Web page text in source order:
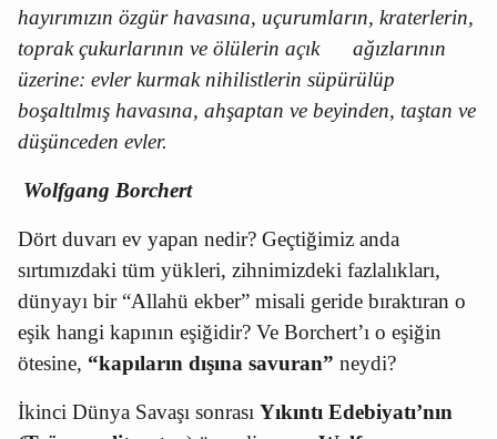
hayırımızın özgür havasına, uçurumların, kraterlerin,
toprak çukurlarının ve ölülerin açık
ağızlarının
üzerine: evler kurmak nihilistlerin süpürülüp
boşaltılmış havasına, ahşaptan ve beyinden, taştan ve
düşünceden evler.
Wolfgang Borchert
Dört duvarı ev yapan nedir? Geçtiğimiz anda
sırtımızdaki tüm yükleri, zihnimizdeki fazlalıkları,
dünyayı bir “Allahü ekber” misali geride bıraktıran o
eşik hangi kapının eşiğidir? Ve Borchert’ı o eşiğin
ötesine, “kapıların dışına savuran” neydi?
İkinci Dünya Savaşı sonrası Yıkıntı Edebiyatı’nın